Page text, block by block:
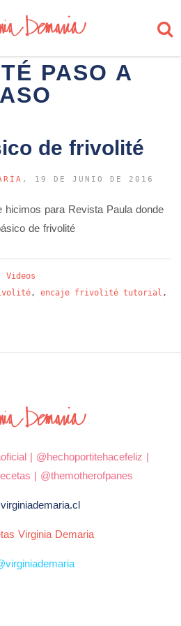
PASO A
de frivolité
, 19 DE JUNIO DE 2016
hicimos para Revista Paula donde
de frivolité
Videos
, encaje frivolité tutorial ,
| @hechoportitehacefeliz |
| @themotherofpanes
Virginia Demaria